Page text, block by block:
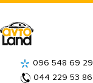
096 548 69 29
044 229 53 86